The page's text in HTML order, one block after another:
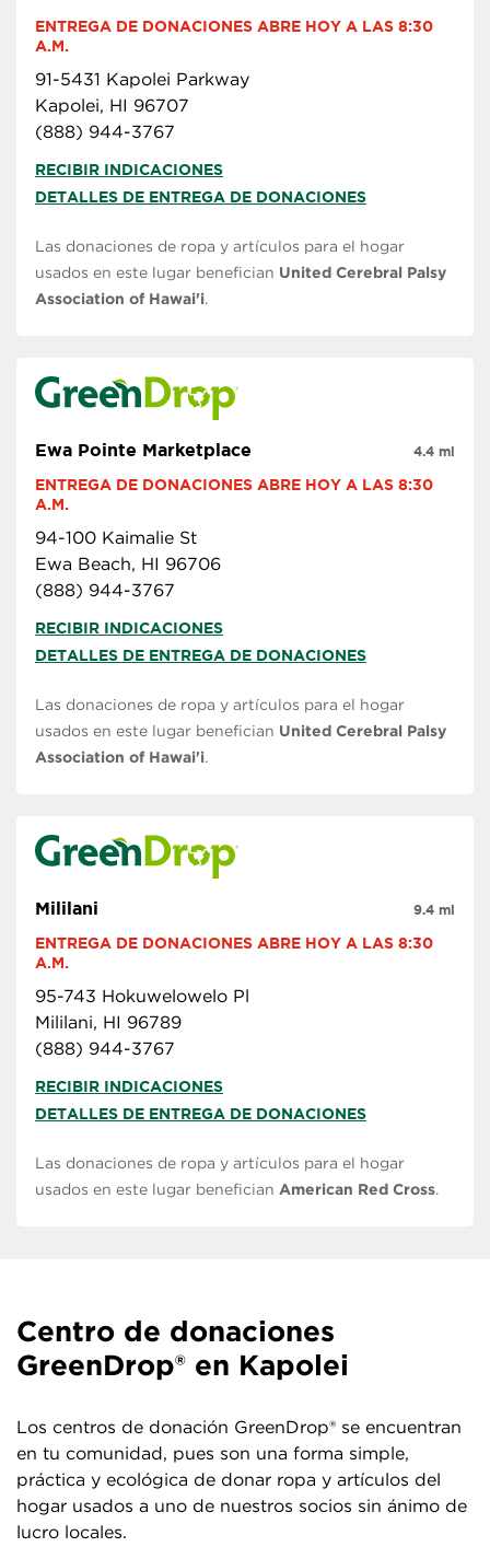
ENTREGA DE DONACIONES ABRE HOY A LAS 8:30
A.M.
91-5431 Kapolei Parkway
Kapolei, HI 96707
(888) 944-3767
RECIBIR INDICACIONES
DETALLES DE ENTREGA DE DONACIONES
Las donaciones de ropa y artículos para el hogar
usados en este lugar benefician United Cerebral Palsy
Association of Hawai'i.
Ewa Pointe Marketplace
ENTREGA DE DONACIONES ABRE HOY A LAS 8:30
A.M.
94-100 Kaimalie St
Ewa Beach, HI 96706
(888) 944-3767
4.4 mi
RECIBIR INDICACIONES
DETALLES DE ENTREGA DE DONACIONES
Las donaciones de ropa y artículos para el hogar
usados en este lugar benefician United Cerebral Palsy
Association of Hawai'i.
Mililani
ENTREGA DE DONACIONES ABRE HOY A LAS 8:30
A.M.
95-743 Hokuwelowelo Pl
Mililani, HI 96789
(888) 944-3767
9.4 mi
RECIBIR INDICACIONES
DETALLES DE ENTREGA DE DONACIONES
Las donaciones de ropa y artículos para el hogar
usados en este lugar benefician American Red Cross.
Centro de donaciones
GreenDrop® en Kapolei
Los centros de donación GreenDrop® se encuentran
en tu comunidad, pues son una forma simple,
práctica y ecológica de donar ropa y artículos del
hogar usados a uno de nuestros socios sin ánimo de
lucro locales.